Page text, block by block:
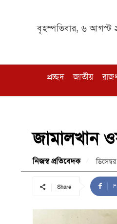
বৃহস্পতিবার, ৬ আগস্ট
প্রচ্ছদ জাতীয়
জামালখান
নিজস্ব প্রতিবেদক
Share